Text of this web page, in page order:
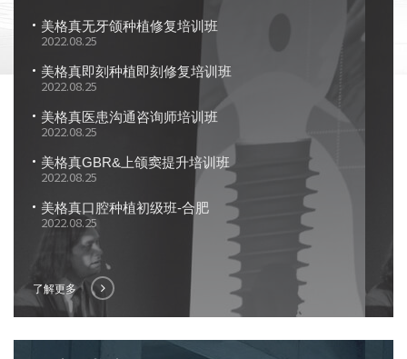
了解更多
美格真无牙颌种植修复培训班
2022.08.25
美格真即刻种植即刻修复培训班
2022.08.25
美格真医患沟通咨询师培训班
2022.08.25
美格真GBR&上颌窦提升培训班
2022.08.25
美格真口腔种植初级班-合肥
2022.08.25